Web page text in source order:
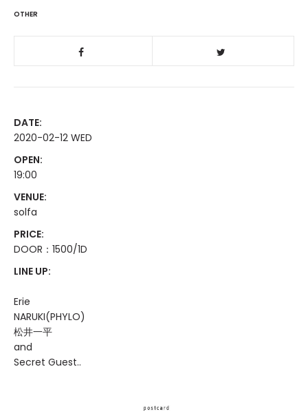
OTHER
DATE:
2020-02-12 WED
OPEN:
19:00
VENUE:
solfa
PRICE:
DOOR：1500/1D
LINE UP:
Erie
NARUKI(PHYLO)
松井一平
and
Secret Guest..